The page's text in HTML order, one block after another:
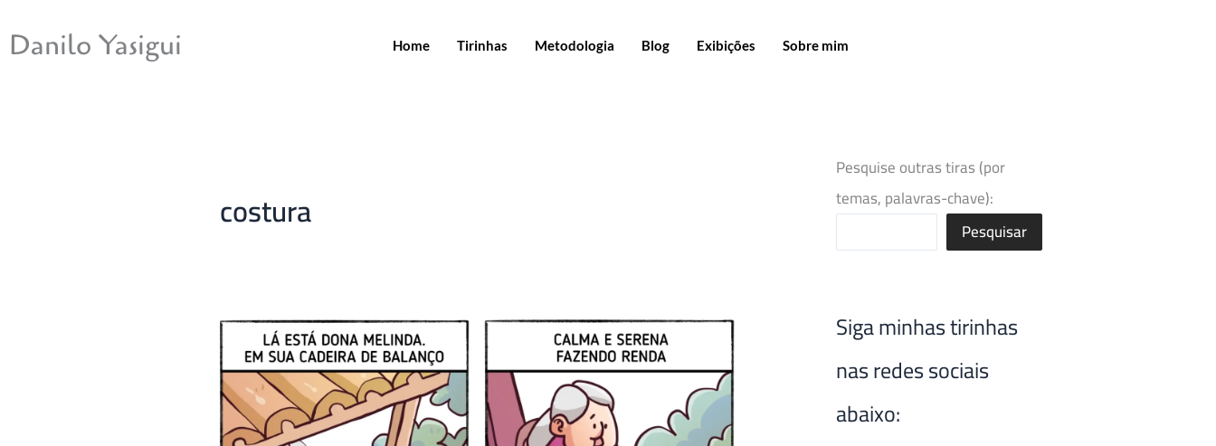
para
Danilo Yasigui Home Tirinhas Metodologia Blog Exibições Sobre mim
costura
Pesquise outras tiras (por
temas, palavras-chave):
Pesquisar
Siga minhas tirinhas
nas redes sociais
abaixo: